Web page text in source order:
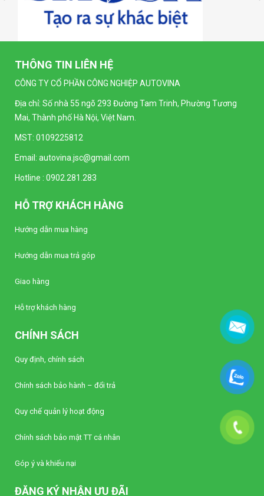
THÔNG TIN LIÊN HỆ
CÔNG TY CỔ PHẦN CÔNG NGHIỆP AUTOVINA
Địa chỉ: Số nhà 55 ngõ 293 Đường Tam Trinh, Phường Tương
Mai, Thành phố Hà Nội, Việt Nam.
MST: 0109225812
Email: autovina.jsc@gmail.com
Hotline : 0902.281.283
HỖ TRỢ KHÁCH HÀNG
Hướng dẫn mua hàng
Hướng dẫn mua trả góp
Giao hàng
Hỗ trợ khách hàng
CHÍNH SÁCH
Quy định, chính sách
Chính sách bảo hành – đổi trả
Quy chế quản lý hoạt động
Chính sách bảo mật TT cá nhân
Góp ý và khiếu nại
ĐĂNG KÝ NHẬN ƯU ĐÃI